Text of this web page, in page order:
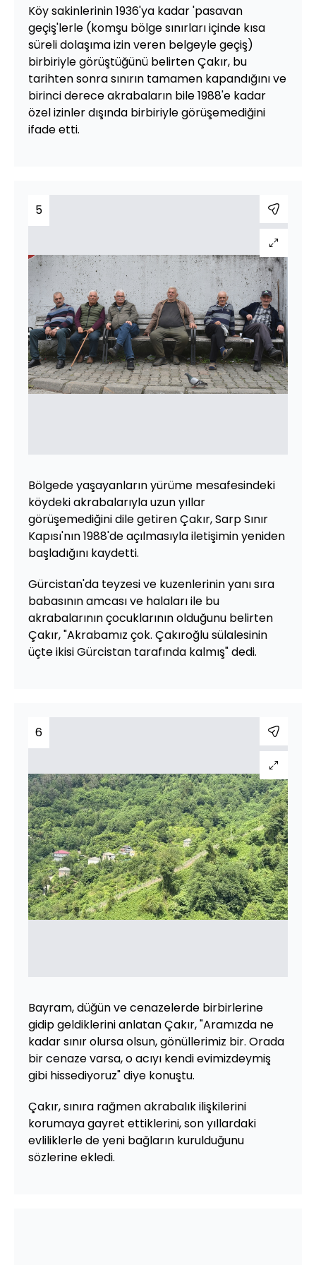
Köy sakinlerinin 1936'ya kadar 'pasavan
geçiş'lerle (komşu bölge sınırları içinde kısa
süreli dolaşıma izin veren belgeyle geçiş)
birbiriyle görüştüğünü belirten Çakır, bu
tarihten sonra sınırın tamamen kapandığını ve
birinci derece akrabaların bile 1988'e kadar
özel izinler dışında birbiriyle görüşemediğini
ifade etti.
5
Bölgede yaşayanların yürüme mesafesindeki
köydeki akrabalarıyla uzun yıllar
görüşemediğini dile getiren Çakır, Sarp Sınır
Kapısı'nın 1988'de açılmasıyla iletişimin yeniden
başladığını kaydetti.
Gürcistan'da teyzesi ve kuzenlerinin yanı sıra
babasının amcası ve halaları ile bu
akrabalarının çocuklarının olduğunu belirten
Çakır, "Akrabamız çok. Çakıroğlu sülalesinin
üçte ikisi Gürcistan tarafında kalmış" dedi.
6
Bayram, düğün ve cenazelerde birbirlerine
gidip geldiklerini anlatan Çakır, "Aramızda ne
kadar sınır olursa olsun, gönüllerimiz bir. Orada
bir cenaze varsa, o acıyı kendi evimizdeymiş
gibi hissediyoruz" diye konuştu.
Çakır, sınıra rağmen akrabalık ilişkilerini
korumaya gayret ettiklerini, son yıllardaki
evliliklerle de yeni bağların kurulduğunu
sözlerine ekledi.